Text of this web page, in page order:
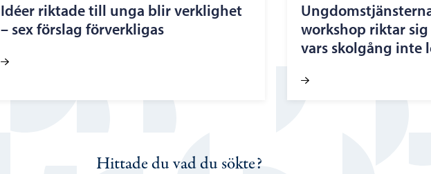
Idéer riktade till unga blir verklighet
– sex förslag förverkligas
workshop riktar
vars skolgång inte
Hittade du vad du sökte?